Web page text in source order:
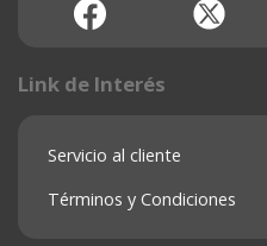
Link de Interés
Servicio al cliente
Términos y Condiciones